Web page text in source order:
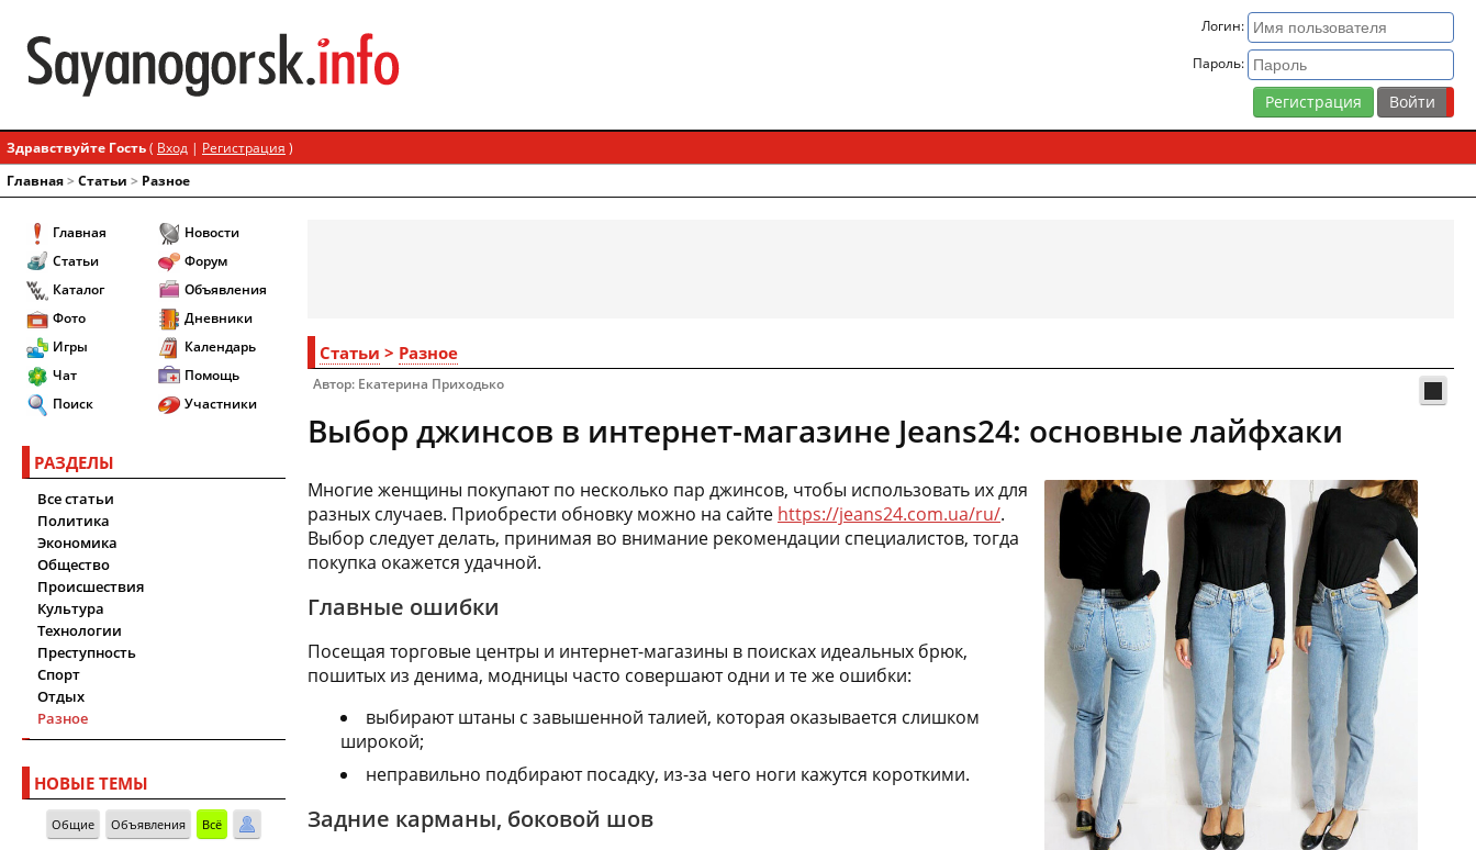
Логин:
Пароль:
Регистрация
Здравствуйте Гость( Вход | Регистрация )
Главная> Статьи > Разное
Главная
Статьи
Каталог
Фото
Игры
Чат
Поиск
Новости
Форум
Объявления
Дневники
Календарь
Помощь
Участники
РАЗДЕЛЫ
Все статьи
Политика
Экономика
Общество
Происшествия
Культура
Технологии
Преступность
Спорт
Отдых
Разное
НОВЫЕ ТЕМЫ
Общие Объявления Всё
Статьи > Разное
Автор: Екатерина Приходько
Выбор джинсов в интернет-магазине Jeans24: основные лайфхаки
Многие женщины покупают по несколько пар джинсов, чтобы использовать их для
разных случаев. Приобрести обновку можно на сайте https://jeans24.com.ua/ru/.
Выбор следует делать, принимая во внимание рекомендации специалистов, тогда
покупка окажется удачной.
Главные ошибки
Посещая торговые центры и интернет-магазины в поисках идеальных брюк,
пошитых из денима, модницы часто совершают одни и те же ошибки:
выбирают штаны с завышенной талией, которая оказывается слишком
широкой;
неправильно подбирают посадку, из-за чего ноги кажутся короткими.
Задние карманы, боковой шов